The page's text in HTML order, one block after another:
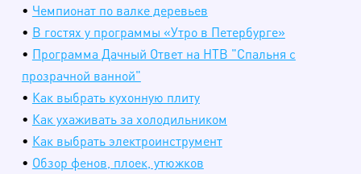
• Чемпионат по валке деревьев
• В гостях у программы «Утро в Петербурге»
• Программа Дачный Ответ на НТВ "Спальня с
прозрачной ванной"
• Как выбрать кухонную плиту
• Как ухаживать за холодильником
• Как выбрать электроинструмент
• Обзор фенов, плоек, утюжков